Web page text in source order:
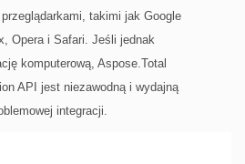
takimi jak Google
Opera i Safari. Jeśli jednak
komputerową, Aspose.Total
API jest niezawodną i wydajną
integracji.